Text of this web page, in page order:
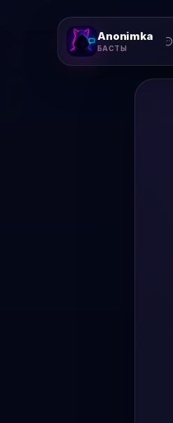
Anonimka
БАСТЫ